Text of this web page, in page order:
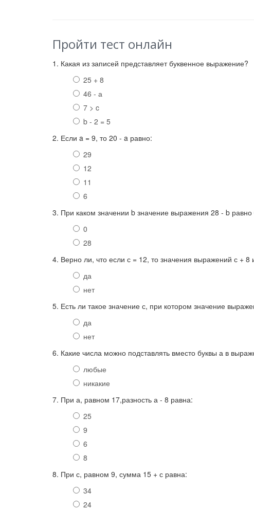
Пройти тест онлайн
1. Какая из записей представляет буквенное выражение?
25 + 8
46 - а
7 > c
b - 2 = 5
2. Если a = 9, то 20 - a равно:
29
12
11
6
3. При каком значении b значение выражения 28 - b равно
0
28
4. Верно ли, что если с = 12, то значения выражений с + 8
да
нет
5. Есть ли такое значение с, при котором значение
да
нет
6. Какие числа можно подставлять вместо буквы а в
любые
никакие
7. При а, равном 17,разность а - 8 равна:
25
9
6
8
8. При с, равном 9, сумма 15 + с равна:
34
24